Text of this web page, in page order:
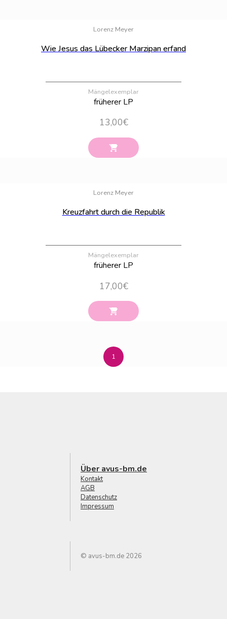
Lorenz Meyer
Wie Jesus das Lübecker Marzipan erfand
Mängelexemplar
früherer LP
13,00€
Lorenz Meyer
Kreuzfahrt durch die Republik
Mängelexemplar
früherer LP
17,00€
1
Über avus-bm.de
Kontakt
AGB
Datenschutz
Impressum
© avus-bm.de 2026